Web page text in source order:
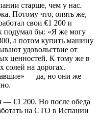
старше, чем у нас.
Потому что, опять же,
свои €1 200 и
подумал бы: «Я же могу
а потом купить машину
удовольствие от
ценностей. К тому же в
солей на дорогах.
— да, но они же